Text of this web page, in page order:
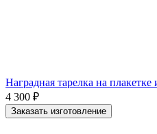
Наградная тарелка на плакетке
4 300 ₽
Заказать изготовление